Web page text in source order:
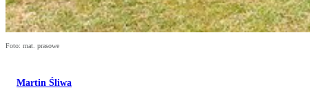
Foto: mat. prasowe
Martin Śliwa